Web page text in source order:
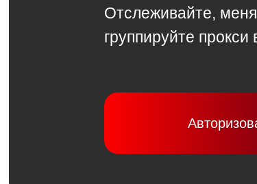
Отслеживайте,
группируйте